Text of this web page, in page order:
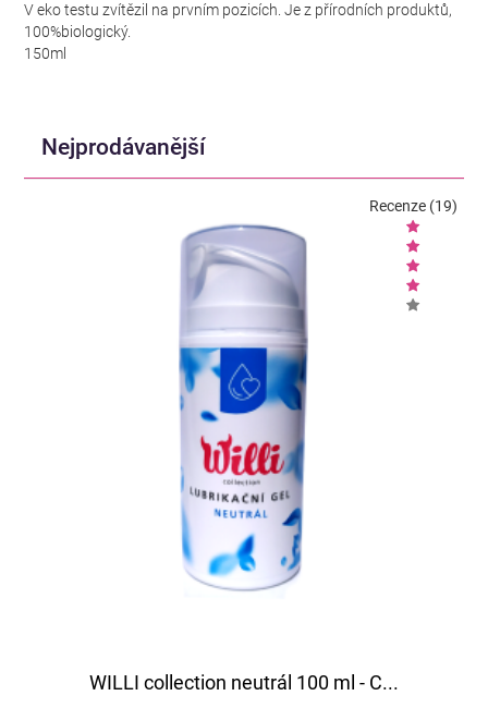
V eko testu zvítězil na prvním pozicích. Je z přírodních produktů,
100%biologický.
150ml
Nejprodávanější
WILLI collection neutrál 100 ml - C...
Recenze (19)